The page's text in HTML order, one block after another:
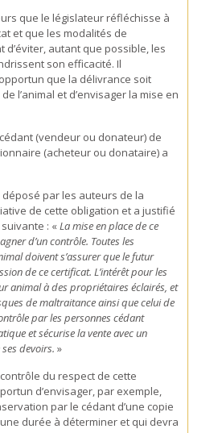
que le législateur réfléchisse à
et que les modalités de
d’éviter, autant que possible, les
son efficacité. Il
que la délivrance soit
l’animal et d’envisager la mise en
(vendeur ou donateur) de
(acheteur ou donataire) a
déposé par les auteurs de la
de cette obligation et a justifié
: «La mise en place de ce
d’un contrôle. Toutes les
doivent s’assurer que le futur
de ce certificat. L’intérêt pour les
animal à des propriétaires éclairés, et
de maltraitance ainsi que celui de
par les personnes cédant
et sécurise la vente avec un
devoirs. »
du respect de cette
d’envisager, par exemple,
par le cédant d’une copie
durée à déterminer et qui devra